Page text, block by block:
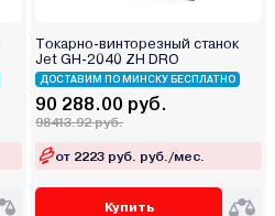
Токарно-винторезный станок
Jet GH-2040 ZH DRO
ДОСТАВИМ ПО МИНСКУ БЕСПЛАТНО
90 288.00 руб.
98413.92 руб.
от 2223 руб. руб./мес.
Купить